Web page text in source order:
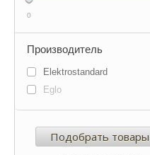
0
Производитель
Elektrostandard
Eglo
Подобрать товары